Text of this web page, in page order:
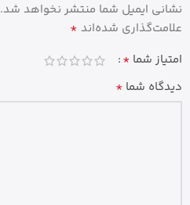
نشانی ایمیل شما منتشر نخواهد شد.
علامت‌گذاری شده‌اند *
امتیاز شما *
دیدگاه شما *